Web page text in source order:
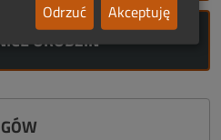
URODZIN
Odrzuć Akceptuję